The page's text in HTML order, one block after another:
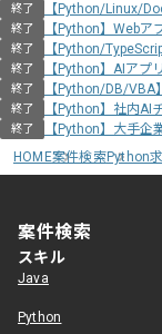
終了 【Python/Linux/
終了 【Python】Webア
終了 【Python/
終了 【Python】AIアプ
終了 【Python/DB/
終了 【Python】社内AI
終了
【Python】大手企
HOME案件検索Python
案件検索
スキル
Java
Python